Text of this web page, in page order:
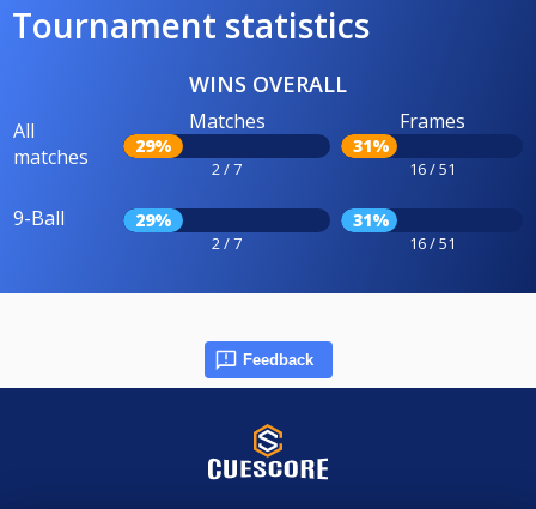
Tournament statistics
WINS OVERALL
All
matches
Matches
29%
2 / 7
Frames
31%
16 / 51
9-Ball 29%
2 / 7
31%
16 / 51
Feedback